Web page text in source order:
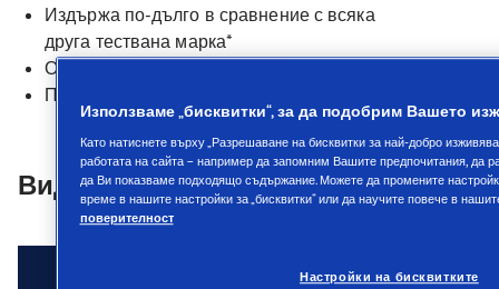
Издържа по-дълго в сравнение с всяка
друга тествана марка*
Отлично спиране и управление на мокро
Подходяща за електрически автомобили
Видеа
Използваме „бисквитки“, за да подобрим Вашето
Като натиснете върху „Разрешаване на бисквитки за най-добро
работата на сайта – например да запомним Вашите предпочитания, да
да Ви показваме подходящо съдържание. Можете да промените
време в нашите настройки за „бисквитки“ или да научите повече в
поверителност
Настройки на бисквитките